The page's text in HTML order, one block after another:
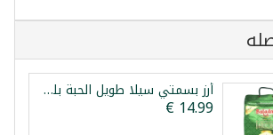
أرز بسمتي سيلا طويل الحبة بلدنا 4كغ